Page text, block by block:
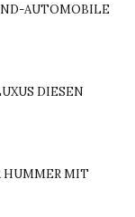
AUTOMOBILE
DIESEN
HUMMER MIT